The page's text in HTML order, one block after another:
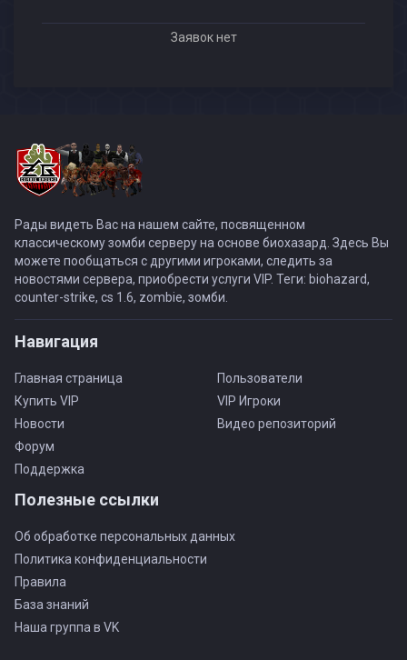
Заявок нет
Рады видеть Вас на нашем сайте, посвященном
классическому зомби серверу на основе биохазард. Здесь Вы
можете пообщаться с другими игроками, следить за
новостями сервера, приобрести услуги VIP. Теги: biohazard,
counter-strike, cs 1.6, zombie, зомби.
Навигация
Главная страница
Купить VIP
Новости
Форум
Поддержка
Пользователи
VIP Игроки
Видео репозиторий
Полезные ссылки
Об обработке персональных данных
Политика конфиденциальности
Правила
База знаний
Наша группа в VK